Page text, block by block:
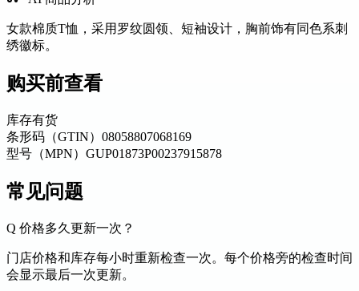
女款棉质T恤，采用罗纹圆领、短袖设计，胸前饰有同色系刺
绣徽标。
购买前查看
库存有货
条形码（GTIN） 08058807068169
型号（MPN） GUP01873P00237915878
常见问题
Q 价格多久更新一次？
门店价格和库存每小时重新检查一次。每个价格旁的检查时间
会显示最后一次更新。